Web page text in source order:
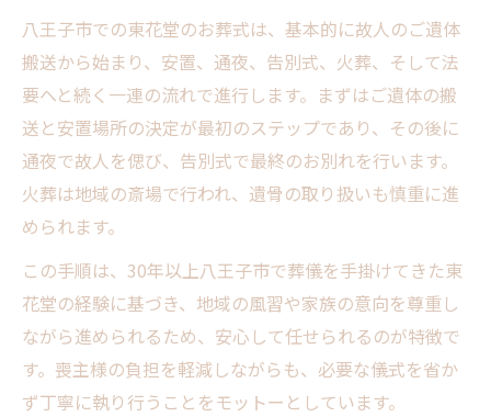
通夜・告別式・火葬の流れを時系列で整理
東花堂 お葬式での各儀式の意味を知る
参列者が安心できるポイントを押さえる
八王子市でよくある進行パターン例
一日葬と家族葬の違いを比較解説
親族が迷わない席次や焼香マナーの基本
席次・焼香順の基本ルール早見表
親族間でよくあるマナーの疑問解消
東花堂 お葬式で大切にしたい作法
焼香マナーを身につける実践ポイント
席次決定時の家族内コミュニケーション術
八王子市での東花堂のお葬式は、基本的に故人のご遺体
搬送から始まり、安置、通夜、告別式、火葬、そして法
要へと続く一連の流れで進行します。まずはご遺体の搬
送と安置場所の決定が最初のステップであり、その後に
通夜で故人を偲び、告別式で最終のお別れを行います。
火葬は地域の斎場で行われ、遺骨の取り扱いも慎重に進
められます。
この手順は、30年以上八王子市で葬儀を手掛けてきた東
花堂の経験に基づき、地域の風習や家族の意向を尊重し
ながら進められるため、安心して任せられるのが特徴で
す。喪主様の負担を軽減しながらも、必要な儀式を省か
ず丁寧に執り行うことをモットーとしています。